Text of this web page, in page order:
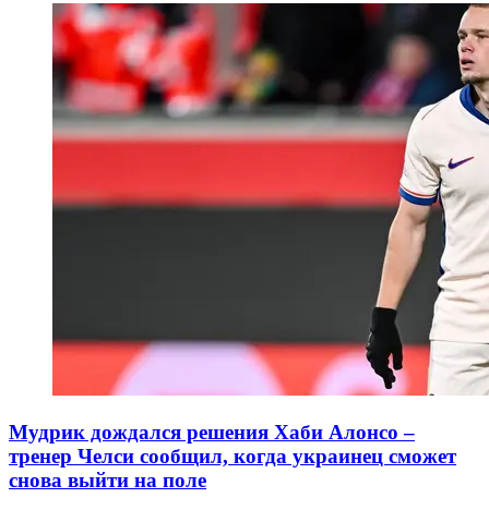
Мудрик дождался решения Хаби Алонсо –
тренер Челси сообщил, когда украинец сможет
снова выйти на поле